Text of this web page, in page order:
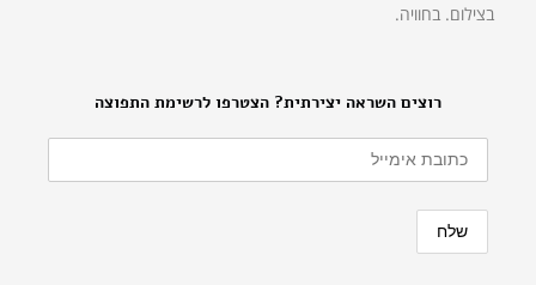
רוצים השראה יצירתית? הצטרפו לרשימת התפוצה
בצילום. בחוויה.